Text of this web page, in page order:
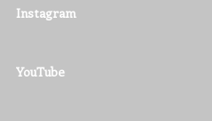
Instagram
YouTube